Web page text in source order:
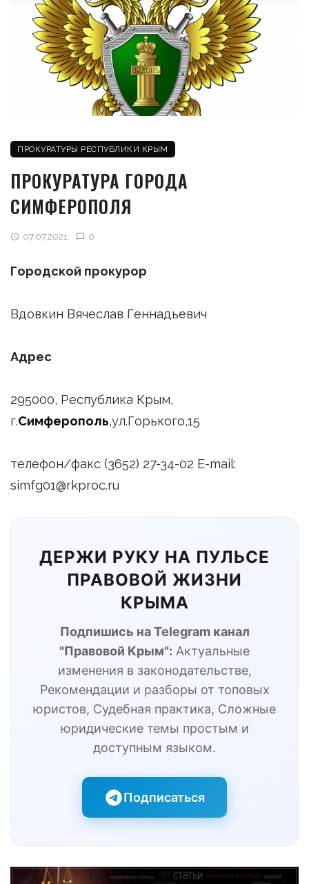
ПРОКУРАТУРЫ РЕСПУБЛИКИ КРЫМ
ПРОКУРАТУРА ГОРОДА
СИМФЕРОПОЛЯ
07.07.2021 0
Городской прокурор
Вдовкин Вячеслав Геннадьевич
Адрес
295000, Республика Крым,
г.Симферополь,ул.Горького,15
телефон/факс (3652) 27-34-02 E-mail:
simfg01@rkproc.ru
ДЕРЖИ РУКУ НА ПУЛЬСЕ
ПРАВОВОЙ ЖИЗНИ
КРЫМА
Подпишись на Telegram канал
"Правовой Крым": Актуальные
изменения в законодательстве,
Рекомендации и разборы от топовых
юристов, Судебная практика, Сложные
юридические темы простым и
доступным языком.
Подписаться